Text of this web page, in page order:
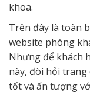
khoa.
Trên đây là toàn
website phòng
Nhưng để khách
này, đòi hỏi
tốt và ấn tượng